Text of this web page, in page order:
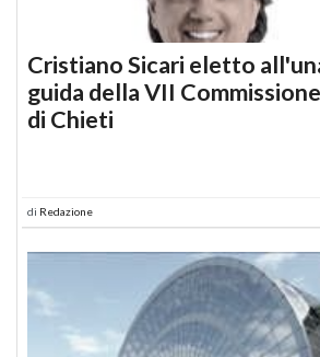
Cristiano Sicari eletto
guida della VII
di Chieti
di Redazione